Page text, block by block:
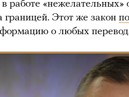
в работе
границей. Этот же закон
о любых